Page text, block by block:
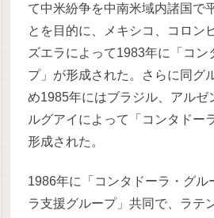
て中米紛争を中南米域内諸国で
とを目的に、メキシコ、コロン
ズエラによって1983年に「コン
プ」が形成された。さらに同グ
め1985年にはブラジル、アルゼ
ルグアイによって「コンタドー
形成された。
1986年に「コンタドーラ・グル
ラ支援グループ」共同で、ラテ